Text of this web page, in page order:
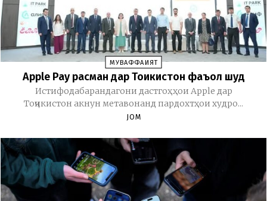
МУВАФФАҚИЯТ
Apple Pay расман дар Тоҷикистон фаъол шуд
Истифодабарандагони дастгоҳҳои Apple дар
Тоҷикистон акнун метавонанд пардохтҳои худро...
JOM